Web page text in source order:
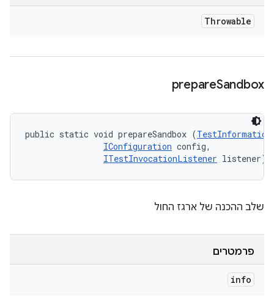
Throwable
prepareSandbox
public static void prepareSandbox (TestInformation
IConfiguration config,
ITestInvocationListener listener)
שלב ההכנה של ארגז החול
פרמטרים
info